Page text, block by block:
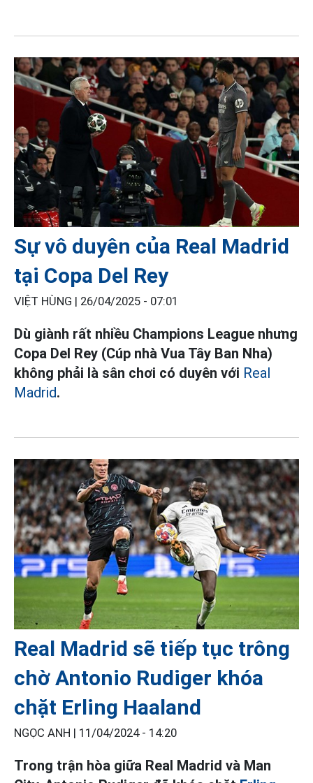
Sự vô duyên của Real Madrid
tại Copa Del Rey
VIỆT HÙNG | 26/04/2025 - 07:01
Dù giành rất nhiều Champions League nhưng
Copa Del Rey (Cúp nhà Vua Tây Ban Nha)
không phải là sân chơi có duyên với Real
Madrid.
Real Madrid sẽ tiếp tục trông
chờ Antonio Rudiger khóa
chặt Erling Haaland
NGỌC ANH | 11/04/2024 - 14:20
Trong trận hòa giữa Real Madrid và Man